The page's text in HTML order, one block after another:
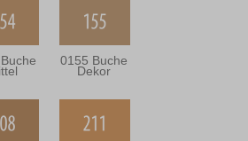
0155 Buche
Dekor